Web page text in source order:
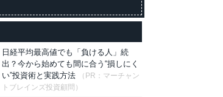
日経平均最高値でも「負ける人」続
出？今から始めても間に合う“損しにく
い”投資術と実践方法
（PR：マーチャン
トブレインズ投資顧問）